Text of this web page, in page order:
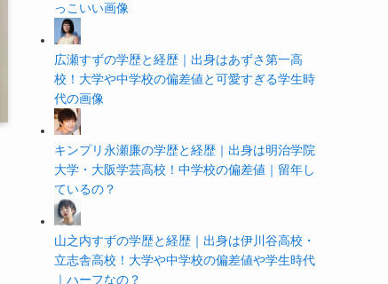
っこいい画像
広瀬すずの学歴と経歴｜出身はあずさ第一高
校！大学や中学校の偏差値と可愛すぎる学生時
代の画像
キンプリ永瀬廉の学歴と経歴｜出身は明治学院
大学・大阪学芸高校！中学校の偏差値｜留年し
ているの？
山之内すずの学歴と経歴｜出身は伊川谷高校・
立志舎高校！大学や中学校の偏差値や学生時代
｜ハーフなの？